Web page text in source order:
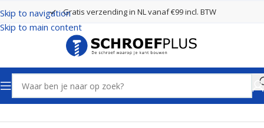
Skip to navigation
Skip to main content
Gratis verzending in NL vanaf €99 incl. BTW
Home Boren Kernboren